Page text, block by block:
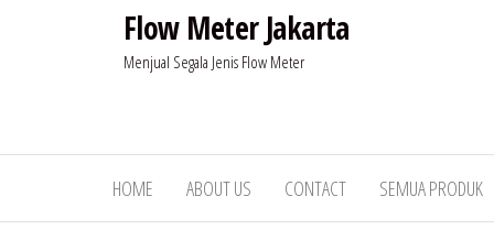
Flow Meter Jakarta
Menjual Segala Jenis Flow Meter
HOME ABOUT US CONTACT SEMUA PRODUK